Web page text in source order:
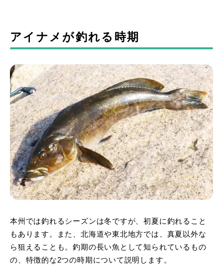
アイナメが釣れる時期
本州では釣れるシーズンは冬ですが、初夏に釣れること
もあります。また、北海道や東北地方では、真夏以外な
ら狙えることも。釣期の長い魚として知られているもの
の、特徴的な2つの時期について説明します。